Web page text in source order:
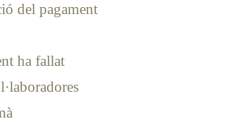
del pagament
ha fallat